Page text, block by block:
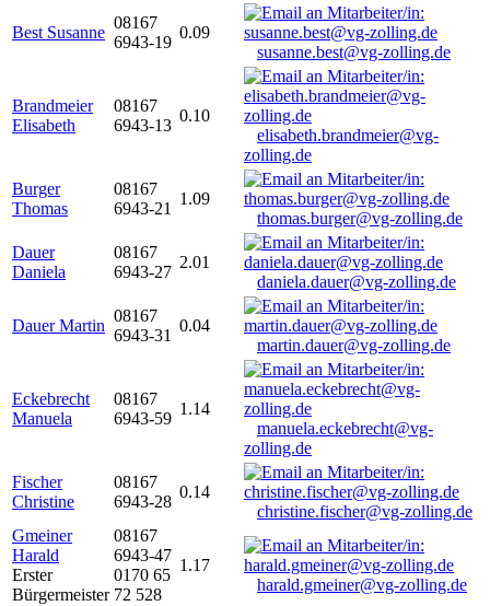
Best Susanne
08167
6943-19
0.09
susanne.best@vg-zolling.de
Brandmeier
Elisabeth
08167
6943-13
0.10
elisabeth.brandmeier@vg-
zolling.de
Burger
Thomas
08167
6943-21
1.09
thomas.burger@vg-zolling.de
Dauer
Daniela
08167
6943-27
2.01
daniela.dauer@vg-zolling.de
Dauer Martin
08167
6943-31
0.04
martin.dauer@vg-zolling.de
Eckebrecht
Manuela
08167
6943-59
1.14
manuela.eckebrecht@vg-
zolling.de
Fischer
Christine
08167
6943-28
0.14
christine.fischer@vg-zolling.de
Gmeiner
Harald
Erster
Bürgermeister
08167
6943-47
0170 65
72 528
1.17
harald.gmeiner@vg-zolling.de